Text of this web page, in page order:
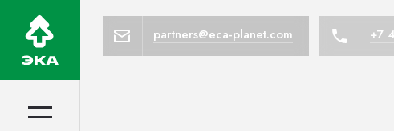
partners@eca-planet.com +7